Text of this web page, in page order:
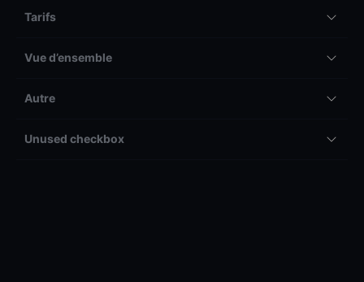
Tarifs
Vue d’ensemble
Autre
Unused checkbox